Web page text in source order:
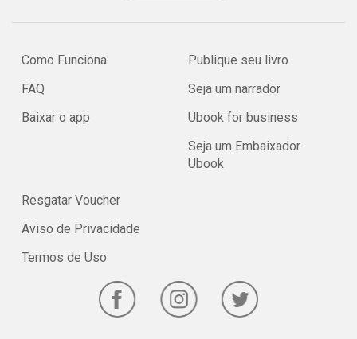
Como Funciona
FAQ
Baixar o app
Publique seu livro
Seja um narrador
Ubook for business
Seja um Embaixador
Ubook
Resgatar Voucher
Aviso de Privacidade
Termos de Uso